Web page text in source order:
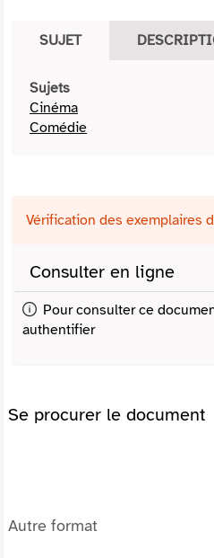
SUJET
Sujets
Cinéma
Comédie
Vérification des exemplaires
Consulter en ligne
Pour consulter ce
authentifier
Se procurer le document
Autre format